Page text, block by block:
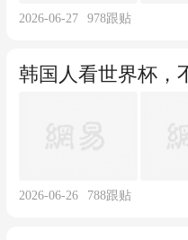
2026-06-27 978跟贴
韩国人看世界杯，
2026-06-26 788跟贴